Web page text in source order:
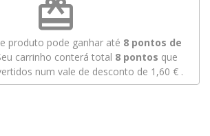
redeem
produto pode ganhar até 8pontos de
carrinho conterá total 8 pontos que
num vale de desconto de 1,60 €.